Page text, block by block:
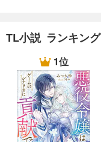
TL小説 ランキング
1位